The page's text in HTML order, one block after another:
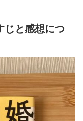
じと感想につ